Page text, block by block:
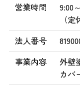
営業時間
9:00
（
法人番号
事業内容
外壁
カバ